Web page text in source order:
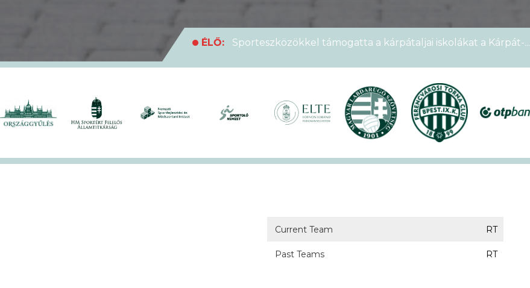
ÉLŐ:
Sporteszközökkel támogatta a kárpátaljai iskolákat a Kárpát-
ÉLŐ:
Rekordlétszámmal rendezték meg a VI. Ludovika15–KEK Run
Soha ennyien nem sportoltatok velünk – rekordokat döntött a
XVII. KEK!
ÉLŐ:
A hivatalos megnyitóval kezdetét vette a XVII. KEK!
Current Team RT
Past Teams RT